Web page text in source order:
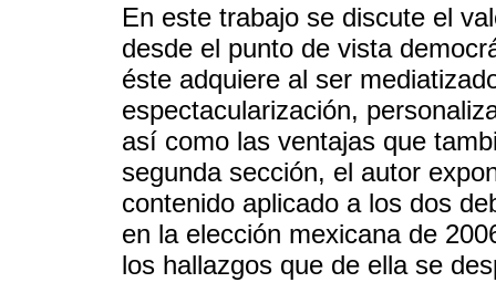
En este trabajo se discute el
desde el punto de vista
éste adquiere al ser
espectacularización,
así como las ventajas que
segunda sección, el autor
contenido aplicado a los dos
en la elección mexicana de
los hallazgos que de ella se